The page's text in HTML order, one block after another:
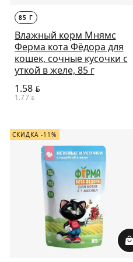
85 Г
Влажный корм Мнямс
Ферма кота Фёдора для
кошек, сочные кусочки с
уткой в желе, 85 г
1.58BYN
1.77BYN
СКИДКА -11%